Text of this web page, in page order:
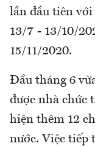
lần đầu tiên
13/7 - 13/10/
15/11/2020.
Đầu tháng 6
được nhà chức
hiện thêm 12
nước. Việc tiếp